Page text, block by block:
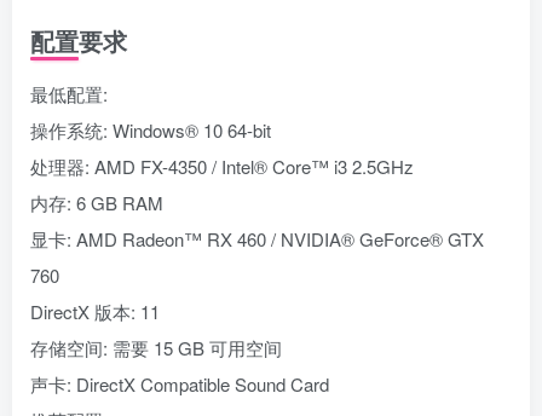
配置要求
最低配置:
操作系统: Windows® 10 64-bit
处理器: AMD FX-4350 / Intel® Core™ i3 2.5GHz
内存: 6 GB RAM
显卡: AMD Radeon™ RX 460 / NVIDIA® GeForce® GTX
760
DirectX 版本: 11
存储空间: 需要 15 GB 可用空间
声卡: DirectX Compatible Sound Card